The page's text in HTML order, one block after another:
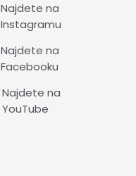
Najdete na
Instagramu
Najdete na
Facebooku
Najdete na
YouTube